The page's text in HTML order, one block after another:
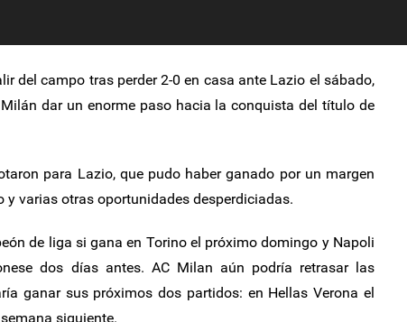
del campo tras perder 2-0 en casa ante Lazio el sábado,
dar un enorme paso hacia la conquista del título de
para Lazio, que pudo haber ganado por un margen
y varias otras oportunidades desperdiciadas.
de liga si gana en Torino el próximo domingo y Napoli
dos días antes. AC Milan aún podría retrasar las
ganar sus próximos dos partidos: en Hellas Verona el
siguiente.